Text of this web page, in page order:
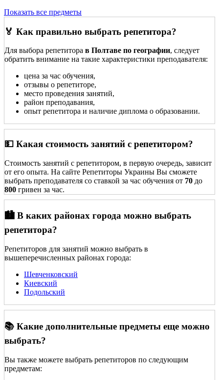
Показать все предметы
🏅 Как правильно выбрать репетитора?
Для выбора репетитора в Полтаве по географии, следует
обратить внимание на такие характеристики преподавателя:
цена за час обучения,
отзывы о репетиторе,
место проведения занятий,
район преподавания,
опыт репетитора и наличие диплома о образовании.
💵 Какая стоимость занятий с репетитором?
Стоимость занятий с репетитором, в первую очередь, зависит
от его опыта. На сайте Репетиторы Украины Вы сможете
выбрать преподавателя со ставкой за час обучения от 70 до
800 гривен за час.
🏙️ В каких районах города можно выбрать
репетитора?
Репетиторов для занятий можно выбрать в
вышеперечисленных районах города:
Шевченковский
Киевский
Подольский
📚 Какие дополнительные предметы еще можно
выбрать?
Вы также можете выбрать репетиторов по следующим
предметам: